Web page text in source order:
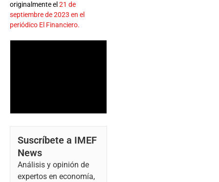
originalmente el 21 de
septiembre de 2023 en el
periódico El Financiero.
Suscríbete a IMEF
News
Análisis y opinión de
expertos en economía,